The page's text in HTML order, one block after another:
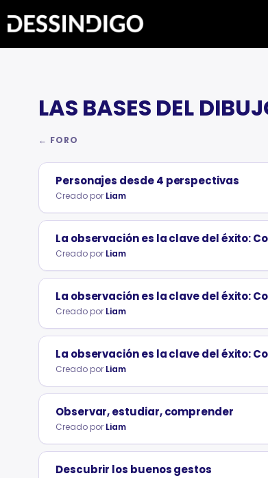
LAS BASES DEL
← FORO
Personajes desde 4 perspectivas
Creado por Liam
La observación es la clave del éxito:
Creado por Liam
La observación es la clave del éxito:
Creado por Liam
La observación es la clave del éxito:
Creado por Liam
Observar, estudiar, comprender
Creado por Liam
Descubrir los buenos gestos